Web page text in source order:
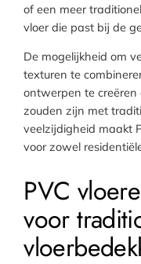
of een meer
vloer die past bij de
De mogelijkheid om
texturen te
ontwerpen te creëren
zouden zijn met
veelzijdigheid maakt
voor zowel
PVC
voor